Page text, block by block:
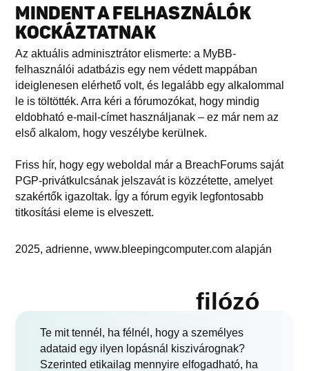
MINDENT A FELHASZNÁLÓK
KOCKÁZTATNAK
Az aktuális adminisztrátor elismerte: a MyBB-
felhasználói adatbázis egy nem védett mappában
ideiglenesen elérhető volt, és legalább egy alkalommal
le is töltötték. Arra kéri a fórumozókat, hogy mindig
eldobható e-mail-címet használjanak – ez már nem az
első alkalom, hogy veszélybe kerülnek.
Friss hír, hogy egy weboldal már a BreachForums saját
PGP-privátkulcsának jelszavát is közzétette, amelyet
szakértők igazoltak. Így a fórum egyik legfontosabb
titkosítási eleme is elveszett.
2025, adrienne, www.bleepingcomputer.com alapján
filózó
Te mit tennél, ha félnél, hogy a személyes
adataid egy ilyen lopásnál kiszivárognak?
Szerinted etikailag mennyire elfogadható, ha